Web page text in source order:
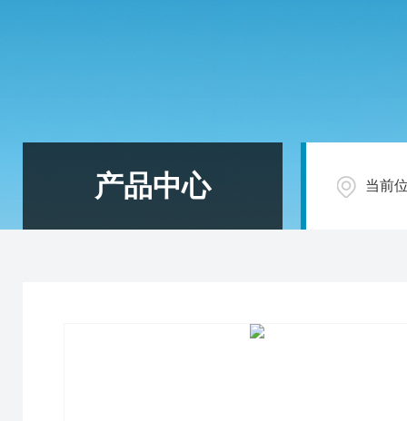
产品中心 当前